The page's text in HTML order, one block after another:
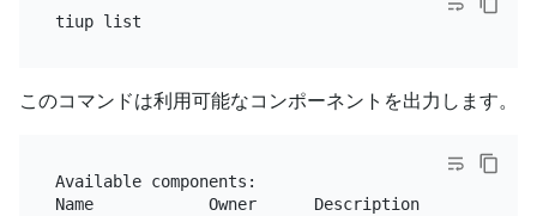
このコマンドは利用可能なコンポーネントを出力します。
Available components:
Name            Owner      Description